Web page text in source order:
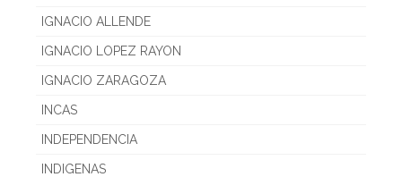
IGNACIO ALLENDE
IGNACIO LOPEZ RAYON
IGNACIO ZARAGOZA
INCAS
INDEPENDENCIA
INDIGENAS